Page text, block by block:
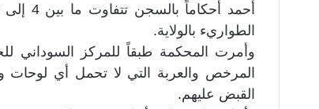
الطواريء بالولاية.
وأمرت المحكمة طبقاً للمركز السوداني
المرخص والعربة التي لا تحمل أي لوحات
القبض عليهم.